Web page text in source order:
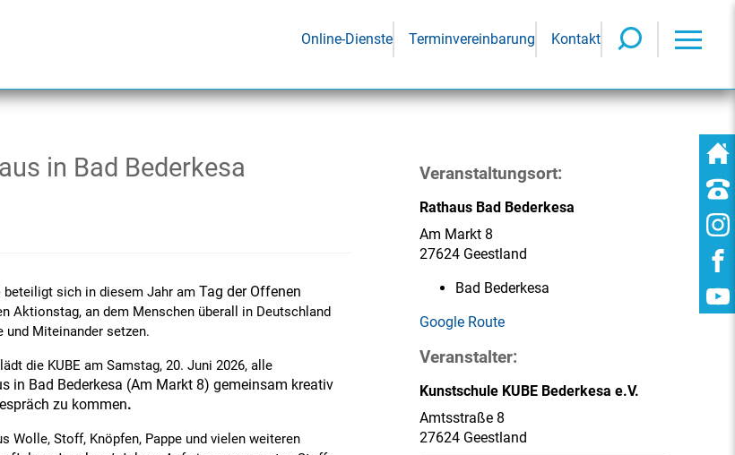
Online-Dienste Terminvereinbarung Kontakt
in Bad Bederkesa
beteiligt sich in diesem Jahr am Tag der Offenen
Aktionstag, an dem Menschen überall in Deutschland
Miteinander setzen.
lädt die KUBE am Samstag, 20. Juni 2026, alle
in Bad Bederkesa (Am Markt 8) gemeinsam kreativ
zu kommen.
Wolle, Stoff, Knöpfen, Pappe und vielen weiteren
Veranstaltungsort:
Rathaus Bad Bederkesa
Am Markt 8
27624 Geestland
Bad Bederkesa
Google Route
Veranstalter:
Kunstschule KUBE Bederkesa e.V.
Amtsstraße 8
27624 Geestland